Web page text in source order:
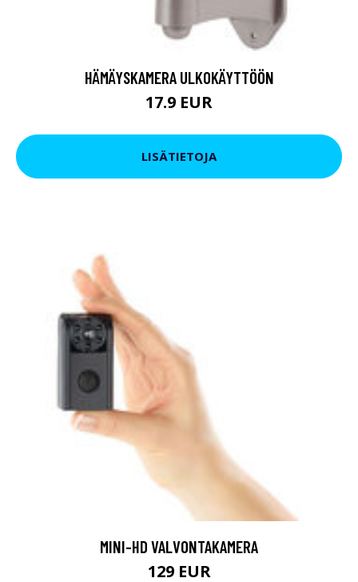
HÄMÄYSKAMERA ULKOKÄYTTÖÖN
17.9 EUR
LISÄTIETOJA
MINI-HD VALVONTAKAMERA
129 EUR